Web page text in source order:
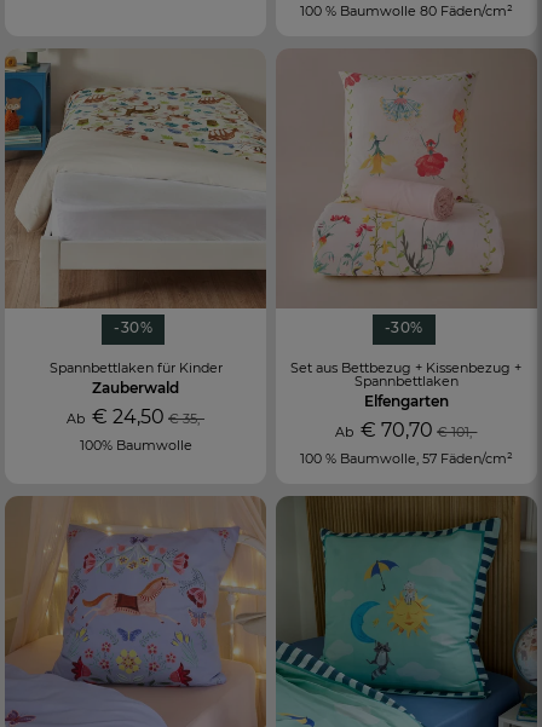
100 % Baumwolle 80 Fäden/cm²
-30%
Spannbettlaken für Kinder
Zauberwald
Ab€ 24,50 € 35,-
100% Baumwolle
-30%
Set aus Bettbezug + Kissenbezug +
Spannbettlaken
Elfengarten
Ab€ 70,70 € 101,-
100 % Baumwolle, 57 Fäden/cm²